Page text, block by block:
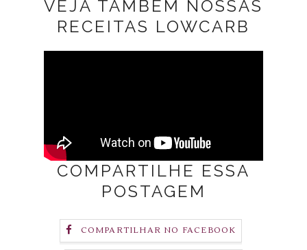
VEJA TAMBÉM NOSSAS
RECEITAS LOWCARB
COMPARTILHE ESSA
POSTAGEM
COMPARTILHAR NO FACEBOOK